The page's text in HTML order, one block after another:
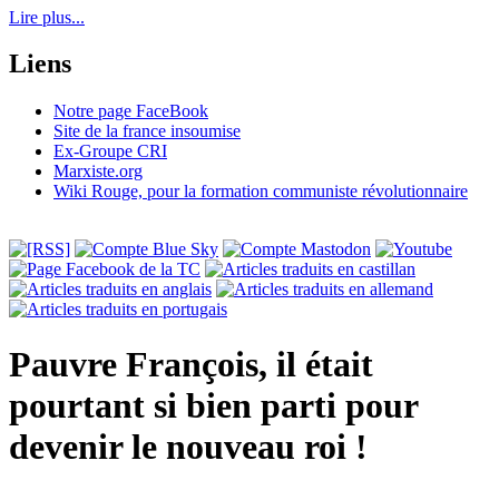
Lire plus...
Liens
Notre page FaceBook
Site de la france insoumise
Ex-Groupe CRI
Marxiste.org
Wiki Rouge, pour la formation communiste révolutionnaire
Pauvre François, il était
pourtant si bien parti pour
devenir le nouveau roi !